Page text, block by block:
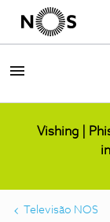
Vishing |
Televisão NOS